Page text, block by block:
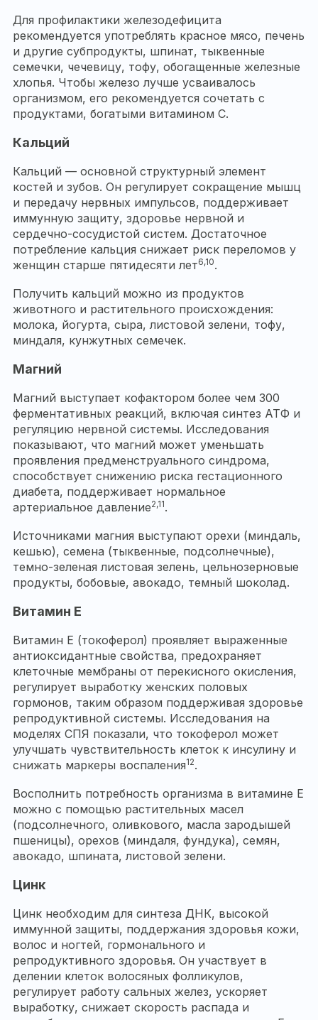
Для профилактики железодефицита
рекомендуется употреблять красное мясо, печень
и другие субпродукты, шпинат, тыквенные
семечки, чечевицу, тофу, обогащенные железные
хлопья. Чтобы железо лучше усваивалось
организмом, его рекомендуется сочетать с
продуктами, богатыми витамином C.
Кальций
Кальций — основной структурный элемент
костей и зубов. Он регулирует сокращение мышц
и передачу нервных импульсов, поддерживает
иммунную защиту, здоровье нервной и
сердечно-сосудистой систем. Достаточное
потребление кальция снижает риск переломов у
женщин старше пятидесяти лет6,10.
Получить кальций можно из продуктов
животного и растительного происхождения:
молока, йогурта, сыра, листовой зелени, тофу,
миндаля, кунжутных семечек.
Магний
Магний выступает кофактором более чем 300
ферментативных реакций, включая синтез АТФ и
регуляцию нервной системы. Исследования
показывают, что магний может уменьшать
проявления предменструального синдрома,
способствует снижению риска гестационного
диабета, поддерживает нормальное
артериальное давление2,11.
Источниками магния выступают орехи (миндаль,
кешью), семена (тыквенные, подсолнечные),
темно-зеленая листовая зелень, цельнозерновые
продукты, бобовые, авокадо, темный шоколад.
Витамин E
Витамин E (токоферол) проявляет выраженные
антиоксидантные свойства, предохраняет
клеточные мембраны от перекисного окисления,
регулирует выработку женских половых
гормонов, таким образом поддерживая здоровье
репродуктивной системы. Исследования на
моделях СПЯ показали, что токоферол может
улучшать чувствительность клеток к инсулину и
снижать маркеры воспаления12.
Восполнить потребность организма в витамине E
можно с помощью растительных масел
(подсолнечного, оливкового, масла зародышей
пшеницы), орехов (миндаля, фундука), семян,
авокадо, шпината, листовой зелени.
Цинк
Цинк необходим для синтеза ДНК, высокой
иммунной защиты, поддержания здоровья кожи,
волос и ногтей, гормонального и
репродуктивного здоровья. Он участвует в
делении клеток волосяных фолликулов,
регулирует работу сальных желез, ускоряет
выработку, снижает скорость распада и